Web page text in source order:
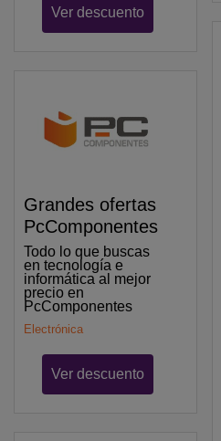
Ver descuento
Grandes ofertas
PcComponentes
Todo lo que buscas
en tecnología e
informática al mejor
precio en
PcComponentes
Electrónica
Ver descuento